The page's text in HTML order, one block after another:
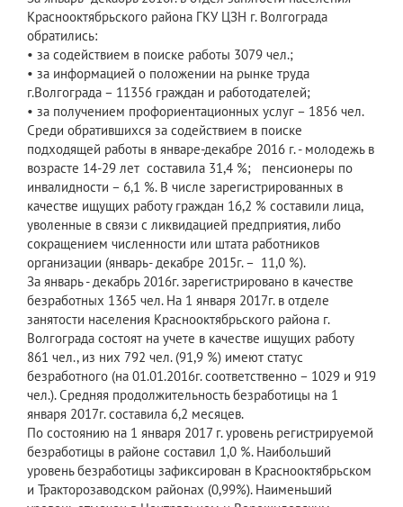
Краснооктябрьского района ГКУ ЦЗН г. Волгограда
обратились:
• за содействием в поиске работы 3079 чел.;
• за информацией о положении на рынке труда
г.Волгограда – 11356 граждан и работодателей;
• за получением профориентационных услуг – 1856 чел.
Среди обратившихся за содействием в поиске
подходящей работы в январе-декабре 2016 г. - молодежь в
возрасте 14-29 лет составила 31,4 %; пенсионеры по
инвалидности – 6,1 %. В числе зарегистрированных в
качестве ищущих работу граждан 16,2 % составили лица,
уволенные в связи с ликвидацией предприятия, либо
сокращением численности или штата работников
организации (январь- декабре 2015г. – 11,0 %).
За январь - декабрь 2016г. зарегистрировано в качестве
безработных 1365 чел. На 1 января 2017г. в отделе
занятости населения Краснооктябрьского района г.
Волгограда состоят на учете в качестве ищущих работу
861 чел., из них 792 чел. (91,9 %) имеют статус
безработного (на 01.01.2016г. соответственно – 1029 и 919
чел.). Средняя продолжительность безработицы на 1
января 2017г. составила 6,2 месяцев.
По состоянию на 1 января 2017 г. уровень регистрируемой
безработицы в районе составил 1,0 %. Наибольший
уровень безработицы зафиксирован в Краснооктябрьском
и Тракторозаводском районах (0,99%). Наименьший